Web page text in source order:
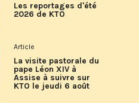
Les reportages d'été
2026 de KTO
Article
La visite pastorale du
pape Léon XIV à
Assise à suivre sur
KTO le jeudi 6 août